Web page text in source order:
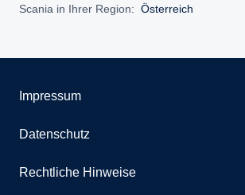
Scania in Ihrer Region: Österreich
Impressum
Datenschutz
Rechtliche Hinweise